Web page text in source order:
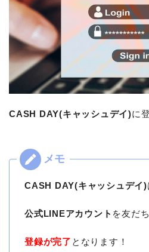
CASH DAY(キャッシュデイ)に
CASH DAY(キャッシュデイ)
公式LINEアカウント を友だ
登録が完了 となります！